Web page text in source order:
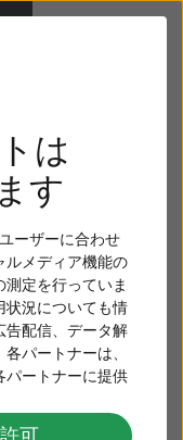
は
す
ーザーに合わせ
ルメディア機能の
定を行っていま
状況についても情
告配信、データ解
パートナーは、
パートナーに提供
合わせて使用する
のサ